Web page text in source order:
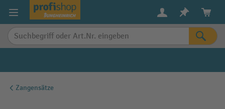
springen
Zangensätze